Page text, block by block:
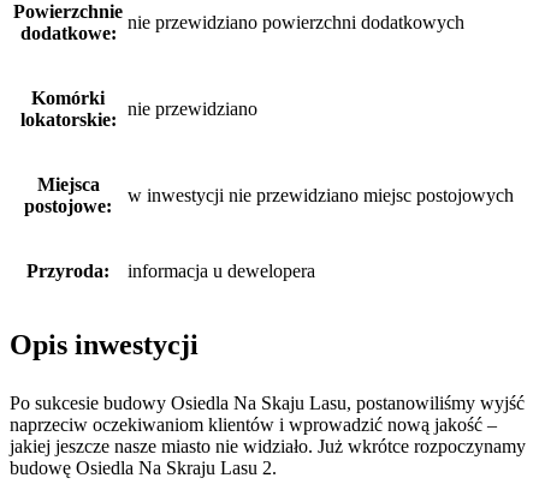
Powierzchnie
dodatkowe:
nie przewidziano powierzchni dodatkowych
Komórki
lokatorskie:
nie przewidziano
Miejsca
postojowe:
w inwestycji nie przewidziano miejsc postojowych
Przyroda: informacja u dewelopera
Opis inwestycji
Po sukcesie budowy Osiedla Na Skaju Lasu, postanowiliśmy wyjść
naprzeciw oczekiwaniom klientów i wprowadzić nową jakość –
jakiej jeszcze nasze miasto nie widziało. Już wkrótce rozpoczynamy
budowę Osiedla Na Skraju Lasu 2.